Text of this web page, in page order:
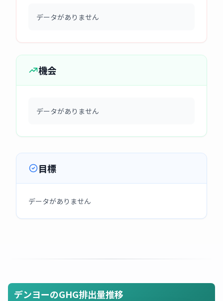
データがありません
機会
データがありません
目標
データがありません
デンヨーのGHG排出量推移